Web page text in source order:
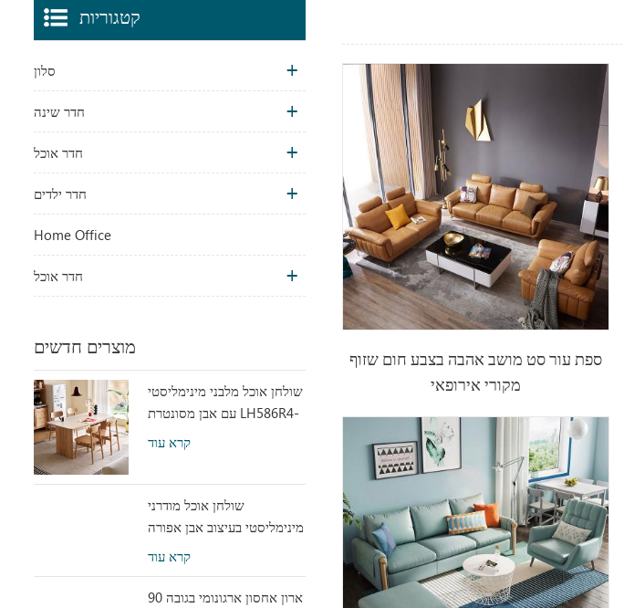
ספת עור סט מושב אהבה בצבע חום שזוף
מקורי אירופאי
קטגוריות
סלון
חדר שינה
חדר אוכל
חדר ילדים
Home Office
חדר אוכל
מוצרים חדשים
שולחן אוכל מלבני מינימליסטי
עם אבן מסונטרת LH586R4-
C
קרא עוד
שולחן אוכל מודרני
מינימליסטי בעיצוב אבן אפורה
קרא עוד
ארון אחסון ארגונומי בגובה 90